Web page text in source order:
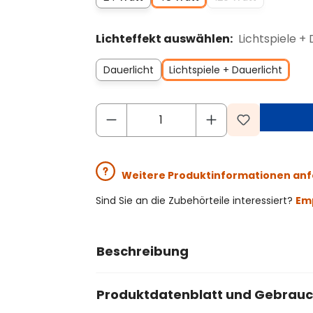
Lichteffekt auswählen: Lichtspiele +
Dauerlicht Lichtspiele + Dauerlicht
Weitere Produktinformationen
Sind Sie an die Zubehörteile interessiert?
Beschreibung
Produktdatenblatt und